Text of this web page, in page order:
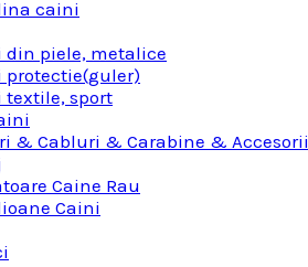
caini
din piele, metalice
protectie(guler)
textile, sport
& Cabluri & Carabine & Accesorii
Caine Rau
Caini